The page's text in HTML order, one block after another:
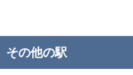
その他の駅